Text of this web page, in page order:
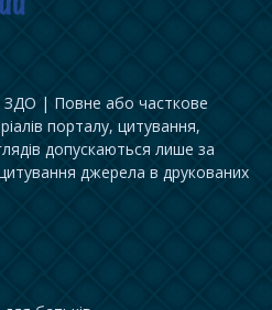
ЗДО | Повне або часткове
порталу, цитування,
допускаються лише за
джерела в друкованих